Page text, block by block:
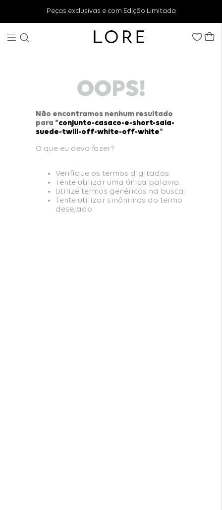
Peças exclusivas e com Edição Limitada
OOPS!
Não encontramos nenhum resultado
para "conjunto-casaco-e-short-saia-
suede-twill-off-white-off-white"
O que eu devo fazer?
Verifique os termos digitados.
Tente utilizar uma única palavra.
Utilize termos genéricos na busca.
Tente utilizar sinônimos do termo
desejado.